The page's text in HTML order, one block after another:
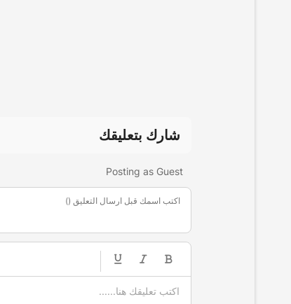
شارك بتعليقك
Posting as Guest
اكتب اسمك قبل ارسال التعليق ()
-
-